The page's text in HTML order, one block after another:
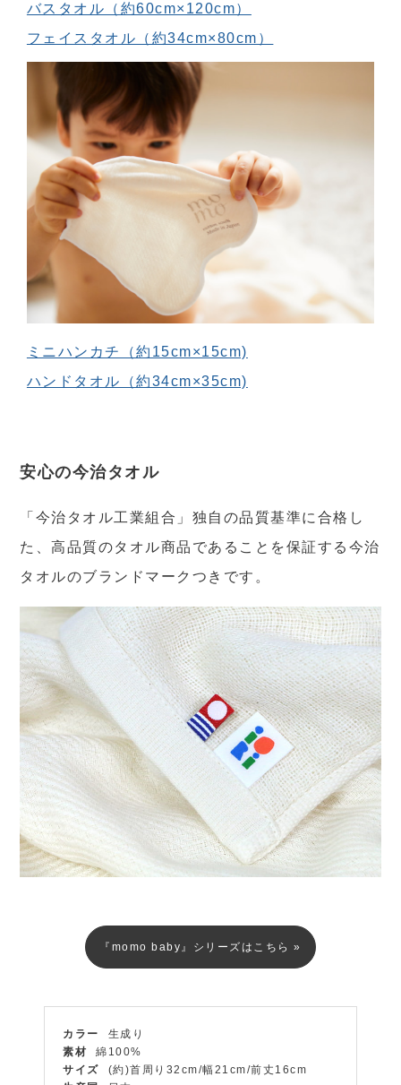
バスタオル（約60cm×120cm）
フェイスタオル（約34cm×80cm）
ミニハンカチ（約15cm×15cm)
ハンドタオル（約34cm×35cm)
安心の今治タオル
「今治タオル工業組合」独自の品質基準に合格し
た、高品質のタオル商品であることを保証する今治
タオルのブランドマークつきです。
『momo baby』シリーズはこちら »
カラー
生成り
素材
綿100%
サイズ
(約)首周り32cm/幅21cm/前丈16cm